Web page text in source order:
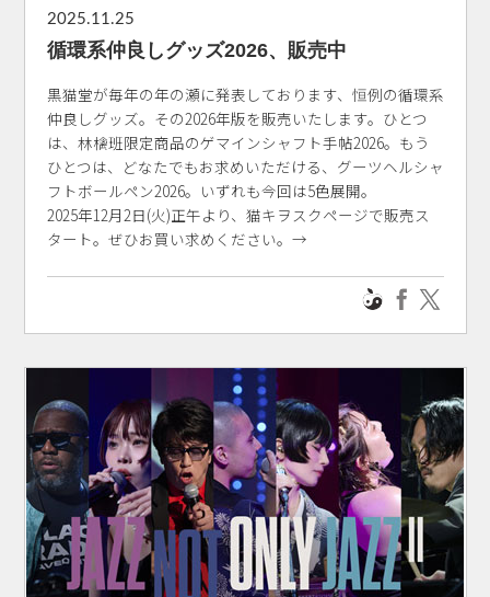
2025.11.25
循環系仲良しグッズ2026、販売中
黒猫堂が毎年の年の瀬に発表しております、恒例の循環系
仲良しグッズ。その2026年版を販売いたします。ひとつ
は、林檎班限定商品のゲマインシャフト手帖2026。もう
ひとつは、どなたでもお求めいただける、グーツヘルシャ
フトボールペン2026。いずれも今回は5色展開。
2025年12月2日(火)正午より、猫キヲスクページで販売ス
タート。ぜひお買い求めください。→